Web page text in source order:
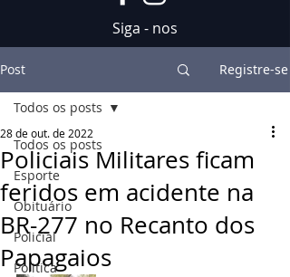
Siga - nos
Post Registre-se
Todos os posts
Esporte
Obituário
Policial
Politica
Todos os posts
Policiais Militares ficam
feridos em acidente na
BR-277 no Recanto dos
Papagaios
28 de out. de 2022